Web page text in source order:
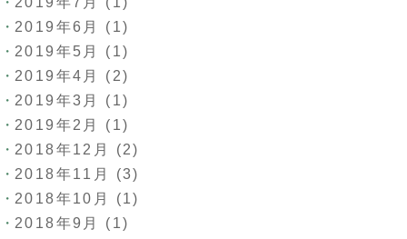
2019年6月
(1)
2019年5月
(1)
2019年4月
(2)
2019年3月
(1)
2019年2月
(1)
2018年12月
(2)
2018年11月
(3)
2018年10月
(1)
2018年9月
(1)